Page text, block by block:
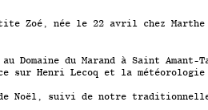
Zoé, née le 22 avril chez Marthe
du Marand à Saint Amant-
sur Henri Lecoq et la
de Noël, suivi de notre